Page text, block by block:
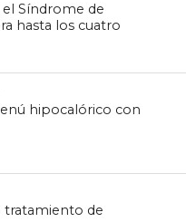
Síndrome de
hasta los cuatro
hipocalórico con
tratamiento de